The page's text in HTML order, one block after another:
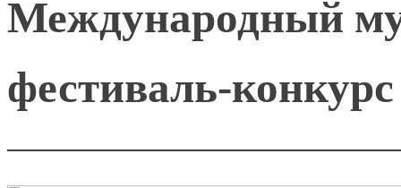
Международный
фестиваль-